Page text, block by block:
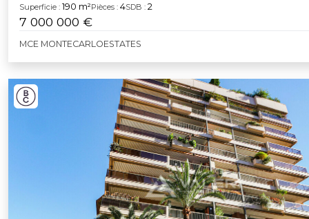
Superficie : 190 m²Pièces : 4SDB : 2
7 000 000 €
MCE MONTECARLOESTATES